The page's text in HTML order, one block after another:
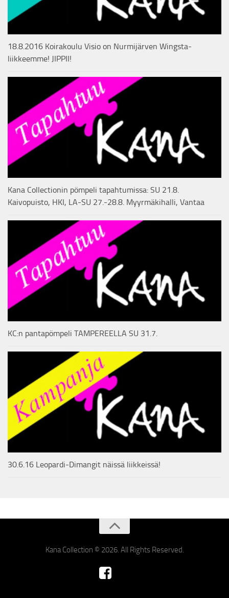
18.8.2016 Koirakoulu Visio on Nurmijärven Wingsta-
liikkeemme! JIPPII!
Kana Collectionin pömpeli tapahtumissa: SU 21.8.
Kaivopuisto, HKI, LA-SU 27.-28.8. Myyrmäkihalli, Vantaa
KC:n pantapömpeli TAMPEREELLA SU 31.7.
30.6.16 Leopardi-Dimangit näissä liikkeissä!
Kana Collection © 2026. All Rights Reserved.